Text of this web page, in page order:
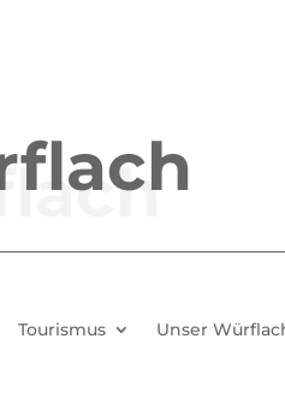
Tourismus Unser